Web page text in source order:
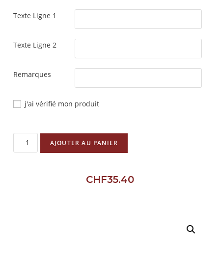
Texte Ligne 1
Texte Ligne 2
Remarques
j'ai vérifié mon produit
AJOUTER AU PANIER
CHF35.40